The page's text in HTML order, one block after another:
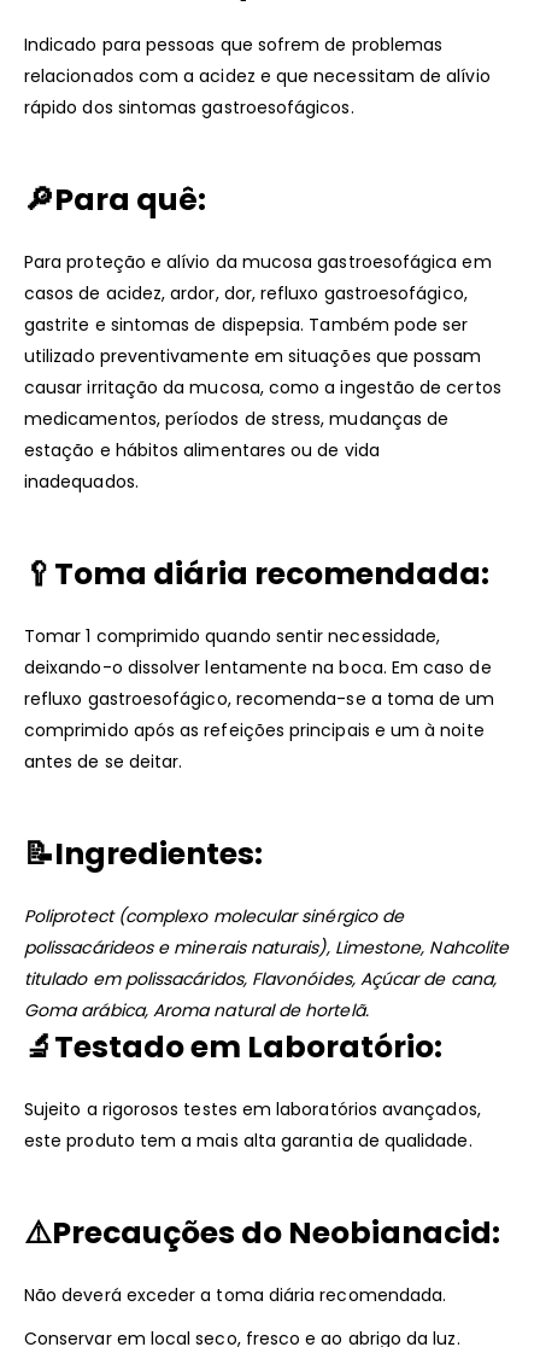
Indicado para pessoas que sofrem de problemas
relacionados com a acidez e que necessitam de alívio
rápido dos sintomas gastroesofágicos.
🔎Para quê:
Para proteção e alívio da mucosa gastroesofágica em
casos de acidez, ardor, dor, refluxo gastroesofágico,
gastrite e sintomas de dispepsia. Também pode ser
utilizado preventivamente em situações que possam
causar irritação da mucosa, como a ingestão de certos
medicamentos, períodos de stress, mudanças de
estação e hábitos alimentares ou de vida
inadequados.
🥄 Toma diária recomendada:
Tomar 1 comprimido quando sentir necessidade,
deixando-o dissolver lentamente na boca. Em caso de
refluxo gastroesofágico, recomenda-se a toma de um
comprimido após as refeições principais e um à noite
antes de se deitar.
📝Ingredientes:
Poliprotect (complexo molecular sinérgico de
polissacárideos e minerais naturais), Limestone, Nahcolite
titulado em polissacáridos, Flavonóides, Açúcar de cana,
Goma arábica, Aroma natural de hortelã.
🔬Testado em Laboratório:
Sujeito a rigorosos testes em laboratórios avançados,
este produto tem a mais alta garantia de qualidade.
⚠️Precauções do Neobianacid:
Não deverá exceder a toma diária recomendada.
Conservar em local seco, fresco e ao abrigo da luz.